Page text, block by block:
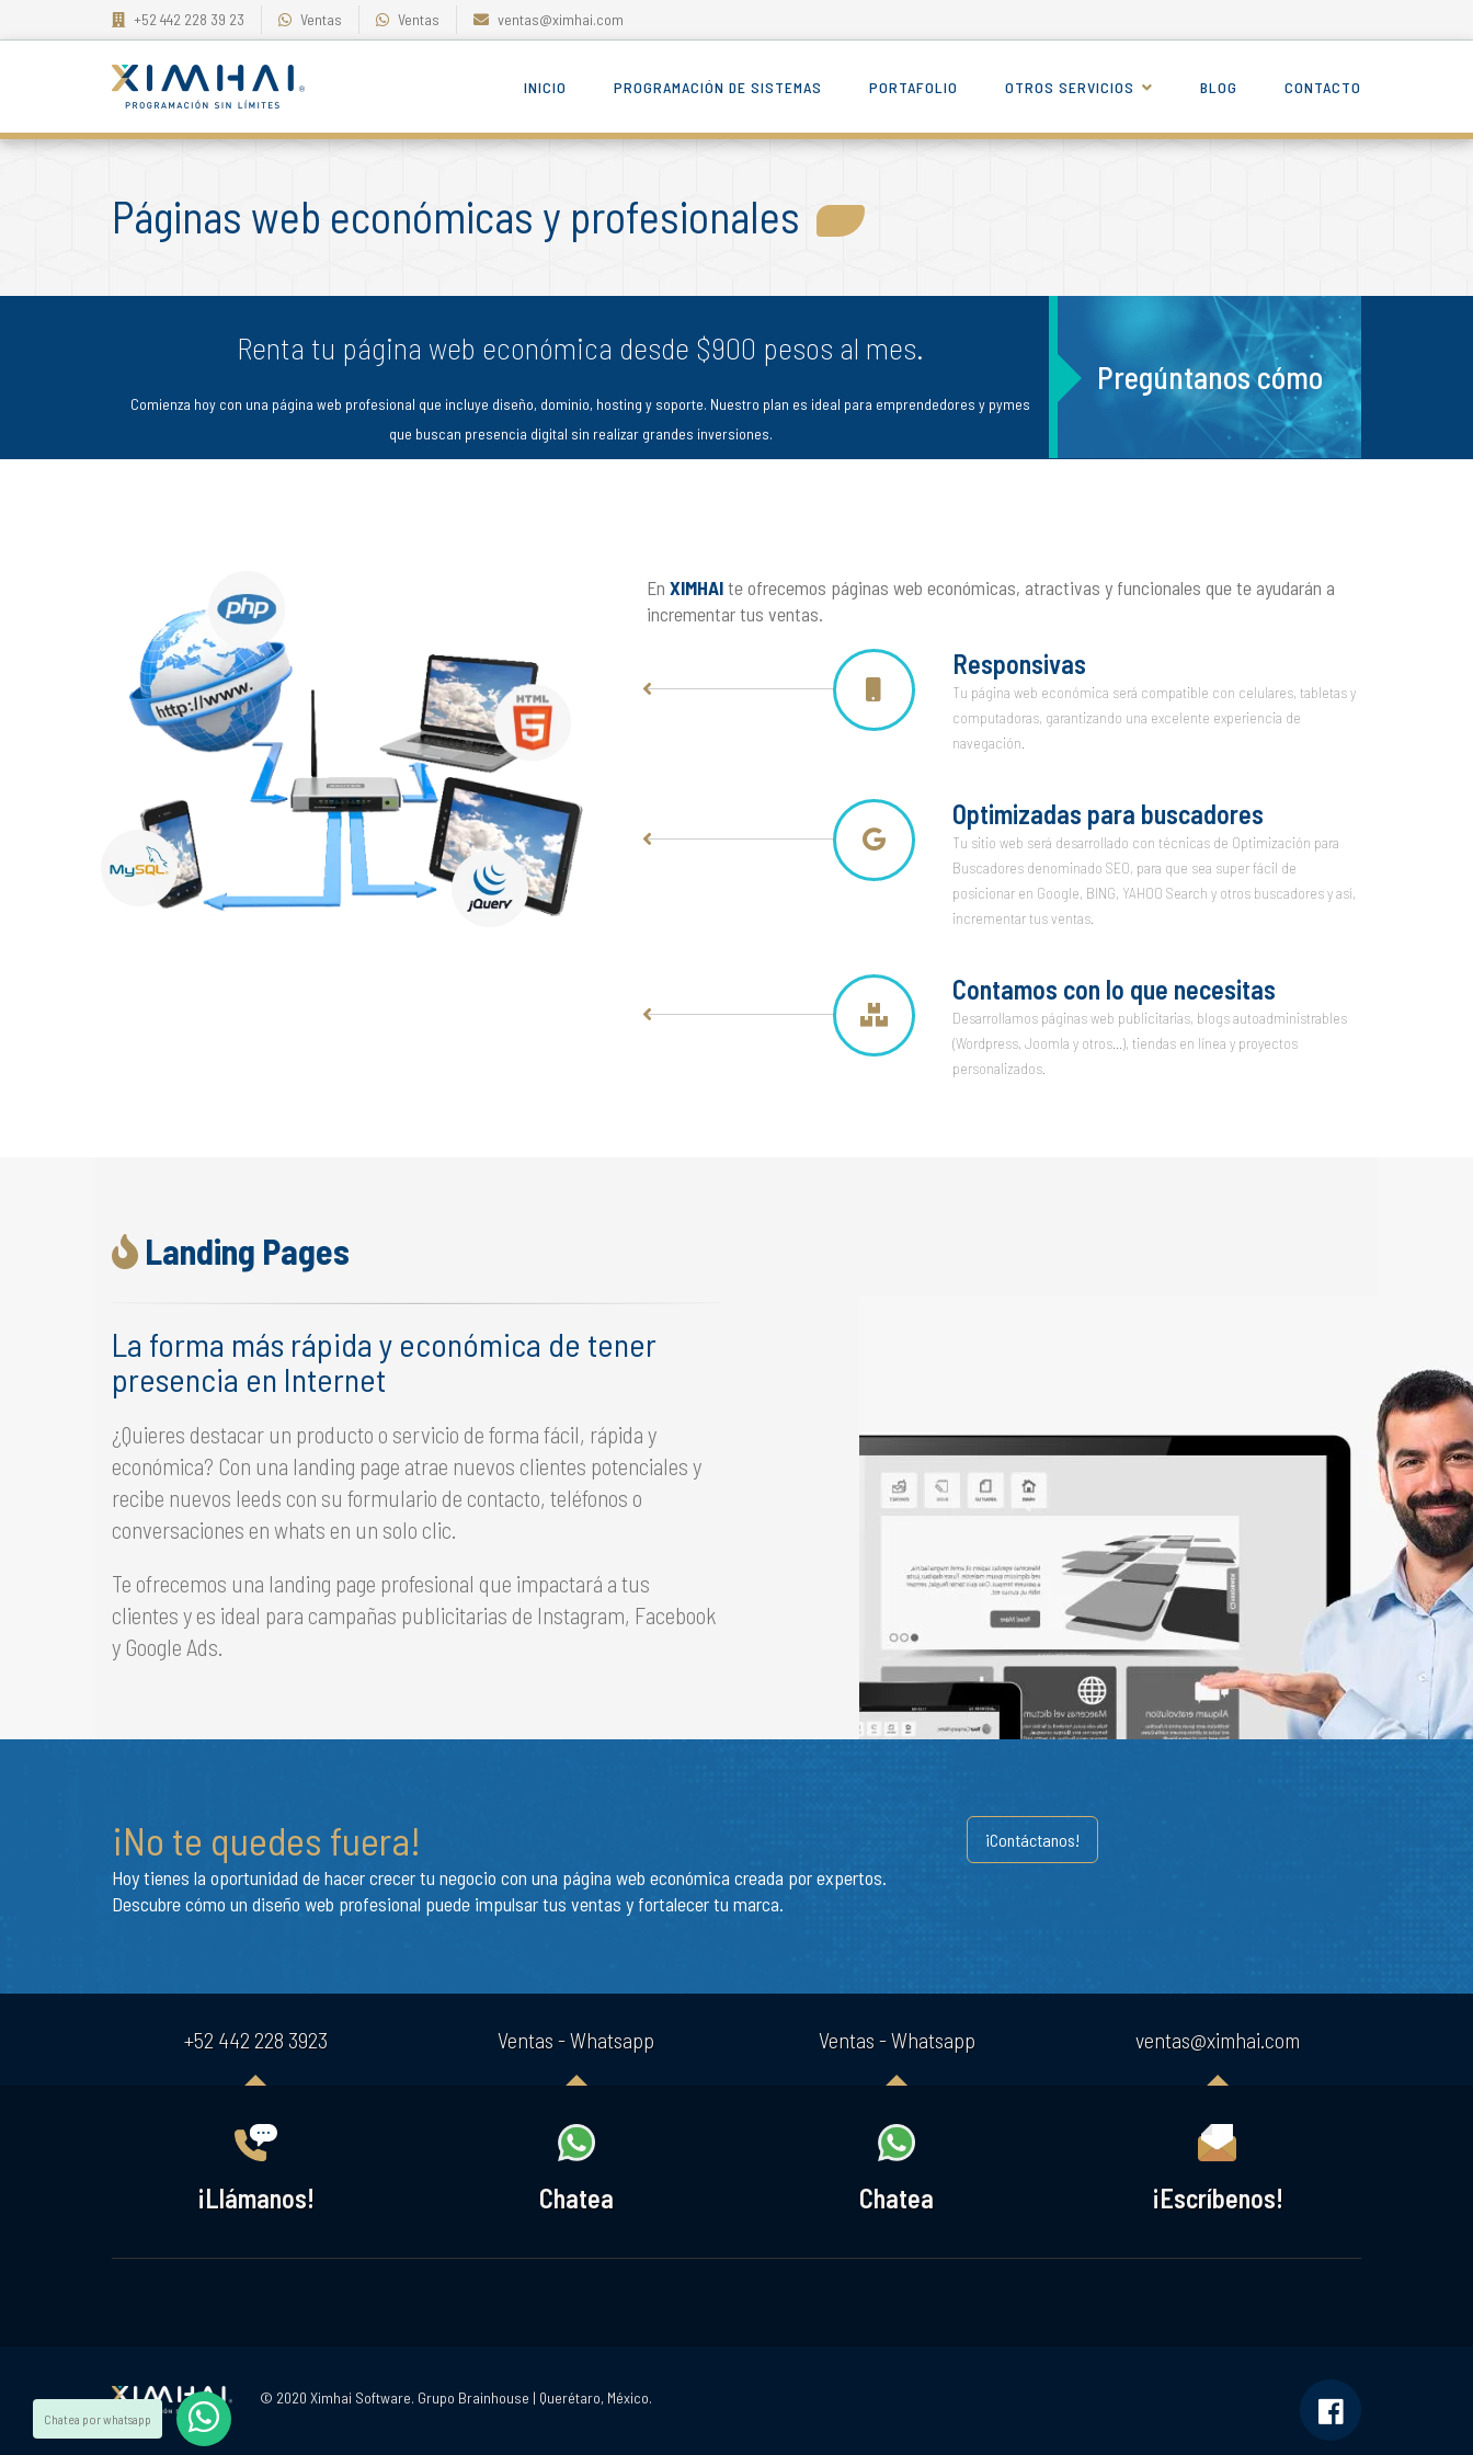
+52 442 228 39 23 Ventas Ventas ventas@ximhai.com
INICIO PROGRAMACIÓN DE SISTEMAS PORTAFOLIO OTROS SERVICIOS BLOG CONTACTO
Páginas web económicas y profesionales
Renta tu página web económica desde $900 pesos al mes.
Comienza hoy con una página web profesional que incluye diseño, dominio, hosting y soporte. Nuestro plan es ideal para emprendedores y pymes
que buscan presencia digital sin realizar grandes inversiones.
Pregúntanos cómo
En XIMHAIte ofrecemos páginas web económicas, atractivas y funcionales que te ayudarán a
incrementar tus ventas.
Responsivas
Tu página web económica será compatible con celulares, tabletas y
computadoras, garantizando una excelente experiencia de
navegación.
Optimizadas para buscadores
Tu sitio web será desarrollado con técnicas de Optimización para
Buscadores denominado SEO, para que sea super fácil de
posicionar en Google, BING, YAHOO Search y otros buscadores y así,
incrementar tus ventas.
Contamos con lo que necesitas
Desarrollamos páginas web publicitarias, blogs autoadministrables
(Wordpress, Joomla y otros...), tiendas en línea y proyectos
personalizados.
Landing Pages
La forma más rápida y económica de tener
presencia en Internet
¿Quieres destacar un producto o servicio de forma fácil, rápida y
económica? Con una landing page atrae nuevos clientes potenciales y
recibe nuevos leeds con su formulario de contacto, teléfonos o
conversaciones en whats en un solo clic.
Te ofrecemos una landing page profesional que impactará a tus
clientes y es ideal para campañas publicitarias de Instagram, Facebook
y Google Ads.
¡No te quedes fuera!
Hoy tienes la oportunidad de hacer crecer tu negocio con una página web económica creada por expertos.
Descubre cómo un diseño web profesional puede impulsar tus ventas y fortalecer tu marca.
¡Contáctanos!
+52 442 228 3923 Ventas - Whatsapp Ventas - Whatsapp ventas@ximhai.com
¡Llámanos! Chatea Chatea ¡Escríbenos!
© 2020 Ximhai Software. Grupo Brainhouse | Querétaro, México.
Chatea por whatsapp